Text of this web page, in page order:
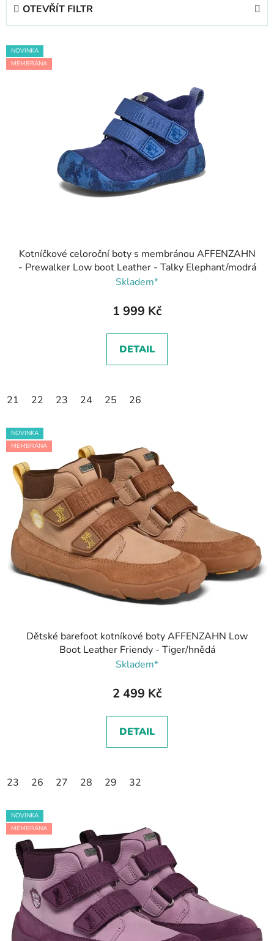
p
r
OTEVŘÍT FILTR
V
ý
NOVINKA
MEMBRÁNA
Kotníčkové celoroční boty s membránou AFFENZAHN
- Prewalker Low boot Leather - Talky Elephant/modrá
Skladem*
1 999 Kč
DETAIL
21 22 23 24 25 26
NOVINKA
MEMBRÁNA
Dětské barefoot kotníkové boty AFFENZAHN Low
Boot Leather Friendy - Tiger/hnědá
Skladem*
2 499 Kč
DETAIL
23 26 27 28 29 32
NOVINKA
MEMBRÁNA